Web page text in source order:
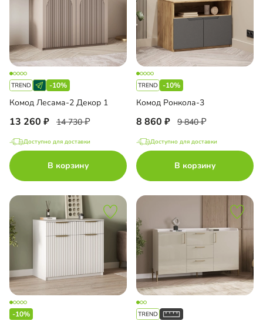
-10%
Комод Лесама-2 Декор 1
13 260 14 730
Доступно для доставки
В корзину
-10%
Комод Ронкола-3
8 860 9 840
Доступно для доставки
В корзину
-10%